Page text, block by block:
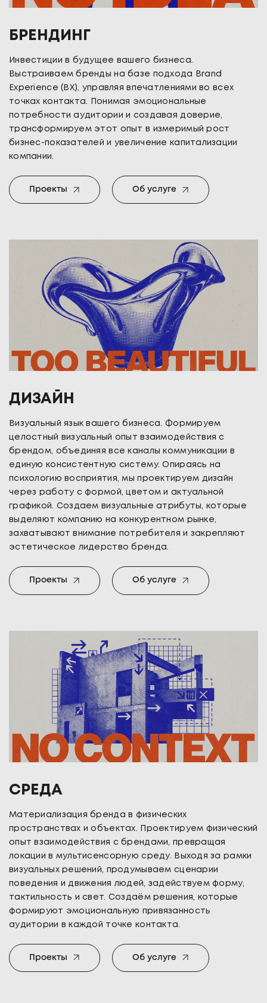
БРЕНДИНГ
Инвестиции в будущее вашего бизнеса.
Выстраиваем бренды на базе подхода Brand
Experience (BX), управляя впечатлениями во всех
точках контакта. Понимая эмоциональные
потребности аудитории и создавая доверие,
трансформируем этот опыт в измеримый рост
бизнес-показателей и увеличение капитализации
компании.
Проекты Об услуге
ДИЗАЙН
Визуальный язык вашего бизнеса. Формируем
целостный визуальный опыт взаимодействия с
брендом, объединяя все каналы коммуникации в
единую консистентную систему. Опираясь на
психологию восприятия, мы проектируем дизайн
через работу с формой, цветом и актуальной
графикой. Создаем визуальные атрибуты, которые
выделяют компанию на конкурентном рынке,
захватывают внимание потребителя и закрепляют
эстетическое лидерство бренда.
Проекты Об услуге
СРЕДА
Материализация бренда в физических
пространствах и объектах. Проектируем физический
опыт взаимодействия с брендами, превращая
локации в мультисенсорную среду. Выходя за рамки
визуальных решений, продумываем сценарии
поведения и движения людей, задействуем форму,
тактильность и свет. Создаём решения, которые
формируют эмоциональную привязанность
аудитории в каждой точке контакта.
Проекты Об услуге